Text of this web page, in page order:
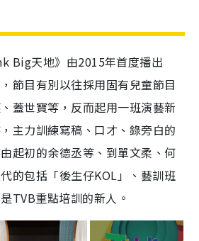
Big天地》由2015年首度播出
節目有別以往採用固有兒童節目
蓋世寶等，反而起用一班演藝新
主力訓練寫稿、口才、錄旁白的
起初的余德丞等、到單文柔、何
的包括「後生仔KOL」、藝訓班
TVB重點培訓的新人。